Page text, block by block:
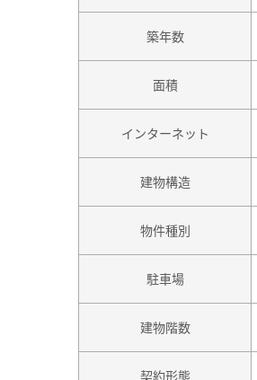
築年数
面積
インターネット
建物構造
物件種別
駐車場
建物階数
契約形態